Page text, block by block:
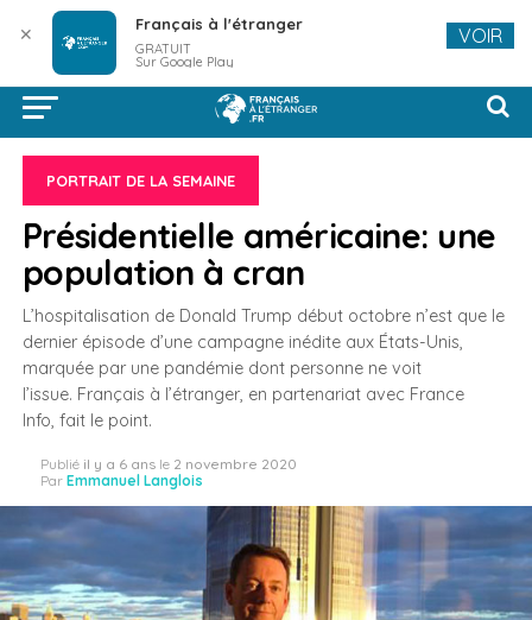
PORTRAIT DE LA SEMAINE
Présidentielle américaine: une
population à cran
L’hospitalisation de Donald Trump début octobre n’est que le
dernier épisode d’une campagne inédite aux États-Unis,
marquée par une pandémie dont personne ne voit
l’issue. Français à l’étranger, en partenariat avec France
Info, fait le point.
Publié il y a 6 ans le 2 novembre 2020
Par Emmanuel Langlois
✕ Français à l'étranger
GRATUIT
Sur Google Play
VOIR